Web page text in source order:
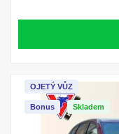
OJETÝ VŮZ
Skladem
Bonus